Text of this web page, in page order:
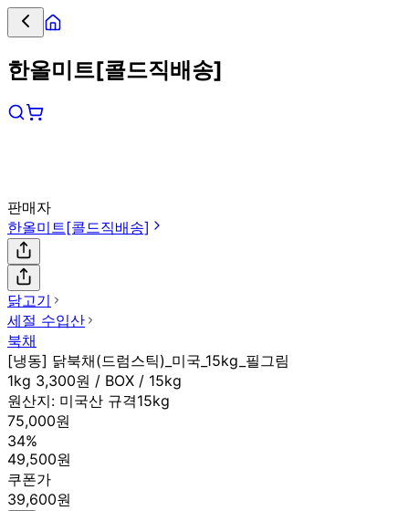
한올미트[콜드직배송]
판매자
한올미트[콜드직배송]
닭고기
세절 수입산
북채
[냉동] 닭북채(드럼스틱)_미국_15kg_필그림
1kg 3,300원 / BOX / 15kg
원산지: 미국산 규격15kg
75,000원
34%
49,500원
쿠폰가
39,600원